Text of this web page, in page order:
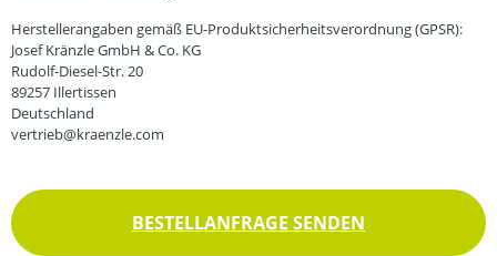
Herstellerangaben gemäß EU-Produktsicherheitsverordnung (GPSR):
Josef Kränzle GmbH & Co. KG
Rudolf-Diesel-Str. 20
89257 Illertissen
Deutschland
vertrieb@kraenzle.com
BESTELLANFRAGE SENDEN